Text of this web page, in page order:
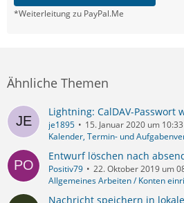
*Weiterleitung zu PayPal.Me
Ähnliche Themen
Lightning: CalDAV-
je1895
15. Januar 2020 um 10:33
Kalender, Termin- und
Entwurf löschen nach
Positiv79
22. Oktober 2019 um
Allgemeines Arbeiten / Konten
Nachricht speichern in